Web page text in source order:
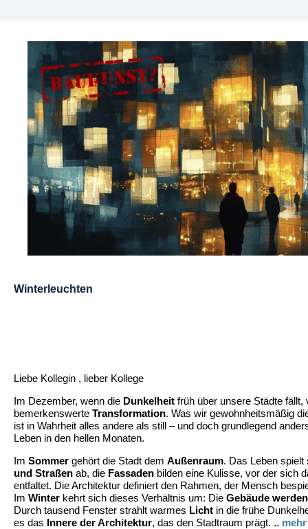
Winterleuchten
Liebe Kollegin , lieber Kollege
Im Dezember, wenn die Dunkelheit früh über unsere Städte fällt,
bemerkenswerte Transformation. Was wir gewohnheitsmäßig
ist in Wahrheit alles andere als still – und doch grundlegend
Leben in den hellen Monaten.
Im Sommer gehört die Stadt dem Außenraum. Das Leben
und Straßen ab, die Fassaden bilden eine Kulisse, vor der sich
entfaltet. Die Architektur definiert den Rahmen, der Mensch
Im Winter kehrt sich dieses Verhältnis um: Die Gebäude
Durch tausend Fenster strahlt warmes Licht in die frühe
es das Innere der Architektur, das den Stadtraum prägt. .. mehr